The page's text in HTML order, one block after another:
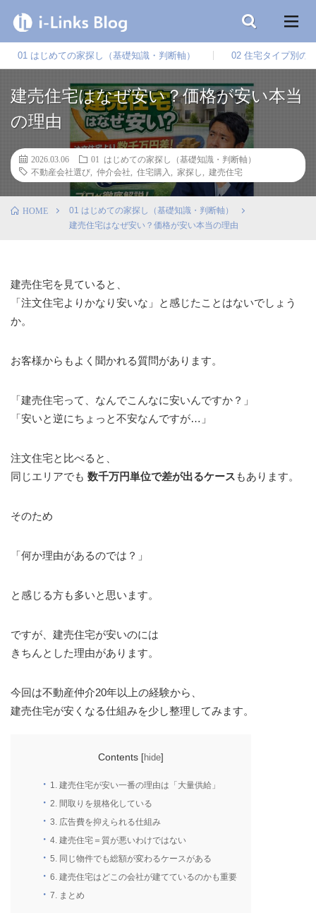
01 はじめての家探し（基礎知識・判断軸） 02 住宅タイプ別の
建売住宅はなぜ安い？価格が安い本当
の理由
2026.03.06
01 はじめての家探し（基礎知識・判断軸）
不動産会社選び
仲介会社 住宅購入 家探し 建売住宅
HOME
01 はじめての家探し（基礎知識・判断軸）
建売住宅はなぜ安い？価格が安い本当の理由
建売住宅を見ていると、
「注文住宅よりかなり安いな」と感じたことはないでしょう
か。
お客様からもよく聞かれる質問があります。
「建売住宅って、なんでこんなに安いんですか？」
「安いと逆にちょっと不安なんですが…」
注文住宅と比べると、
同じエリアでも 数千万円単位で差が出るケース もあります。
そのため
「何か理由があるのでは？」
と感じる方も多いと思います。
ですが、建売住宅が安いのには
きちんとした理由があります。
今回は不動産仲介20年以上の経験から、
建売住宅が安くなる仕組みを少し整理してみます。
Contents [hide]
1. 建売住宅が安い一番の理由は「大量供給」
2. 間取りを規格化している
3. 広告費を抑えられる仕組み
4. 建売住宅＝質が悪いわけではない
5. 同じ物件でも総額が変わるケースがある
6. 建売住宅はどこの会社が建てているのかも重要
7. まとめ